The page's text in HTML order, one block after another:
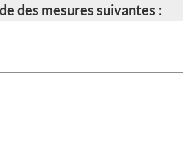
des mesures suivantes :